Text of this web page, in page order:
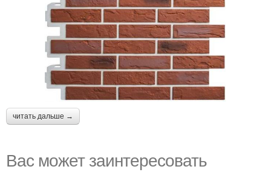
читать дальше →
Вас может заинтересовать